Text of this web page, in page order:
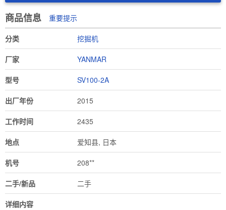
商品信息 重要提示
分类 挖掘机
厂家 YANMAR
型号 SV100-2A
出厂年份 2015
工作时间 2435
地点 爱知县, 日本
机号 208**
二手/新品 二手
详细内容